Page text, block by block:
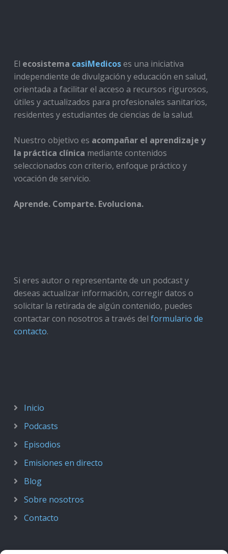
El ecosistema casiMedicoses una iniciativa
independiente de divulgación y educación en salud,
orientada a facilitar el acceso a recursos rigurosos,
útiles y actualizados para profesionales sanitarios,
residentes y estudiantes de ciencias de la salud.
Nuestro objetivo es acompañar el aprendizaje y
la práctica clínica mediante contenidos
seleccionados con criterio, enfoque práctico y
vocación de servicio.
Aprende. Comparte. Evoluciona.
Si eres autor o representante de un podcast y
deseas actualizar información, corregir datos o
solicitar la retirada de algún contenido, puedes
contactar con nosotros a través del formulario de
contacto.
Inicio
Podcasts
Episodios
Emisiones en directo
Blog
Sobre nosotros
Contacto